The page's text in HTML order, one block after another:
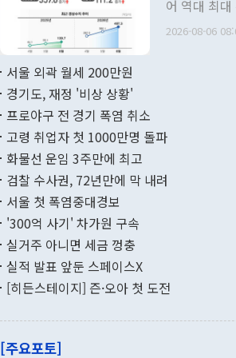
관의 무리한
다. [정동영 통일부 장관이 지난달 23일 오후 서울 종로구 정부서울청사에
무너졌다고
함께 4자 대
"우리의 선
관은 업무
어 역대 최
료=한국은행] 한국은행이 6일 발표한 '2026년 6월 국제수지(잠정)'
며 월간 기
196.9% 급
수출은
기록했지만
로 전환됐다.
는 배당수입
2026-08-06
서울 외곽 월세 200만원
경기도, 재정 '비상 상황'
프로야구 전 경기 폭염 취소
고령 취업자 첫 1000만명 돌파
화물선 운임 3주만에 최고
검찰 수사권, 72년만에 막 내려
서울 첫 폭염중대경보
'300억 사기' 차가원 구속
실거주 아니면 세금 껑충
실적 발표 앞둔 스페이스X
[히든스테이지] 즌·오아 첫 도전
[주요포토]